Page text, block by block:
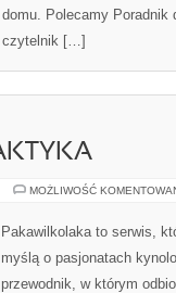
Polecamy Poradnik
czytelnik […]
MOŻLIWOŚĆ
Pakawilkolaka to serwis,
myślą o pasjonatach
przewodnik, w którym